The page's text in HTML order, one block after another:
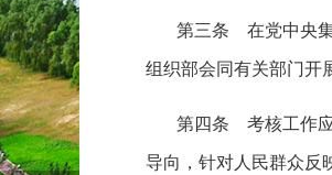
第三条 在党中央集
组织部会同有关部门开
第四条 考核工作应
导向，针对人民群众反